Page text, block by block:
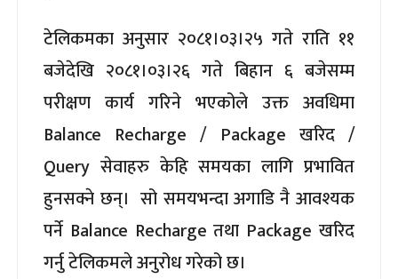
टेलिकमका अनुसार २०८१।०३।२५ गते राति ११
बजेदेखि २०८१।०३।२६ गते बिहान ६ बजेसम्म
परीक्षण कार्य गरिने भएकोले उक्त अवधिमा
Balance Recharge / Package खरिद /
Query सेवाहरु केहि समयका लागि प्रभावित
हुनसक्ने छन्। सो समयभन्दा अगाडि नै आवश्यक
पर्ने Balance Recharge तथा Package खरिद
गर्नु टेलिकमले अनुरोध गरेको छ।